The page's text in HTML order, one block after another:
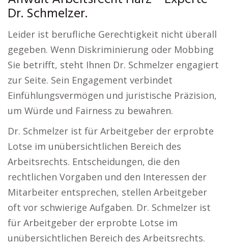
Dr. Schmelzer.
Leider ist berufliche Gerechtigkeit nicht überall
gegeben. Wenn Diskriminierung oder Mobbing
Sie betrifft, steht Ihnen Dr. Schmelzer engagiert
zur Seite. Sein Engagement verbindet
Einfühlungsvermögen und juristische Präzision,
um Würde und Fairness zu bewahren.
Dr. Schmelzer ist für Arbeitgeber der erprobte
Lotse im unübersichtlichen Bereich des
Arbeitsrechts. Entscheidungen, die den
rechtlichen Vorgaben und den Interessen der
Mitarbeiter entsprechen, stellen Arbeitgeber
oft vor schwierige Aufgaben. Dr. Schmelzer ist
für Arbeitgeber der erprobte Lotse im
unübersichtlichen Bereich des Arbeitsrechts.